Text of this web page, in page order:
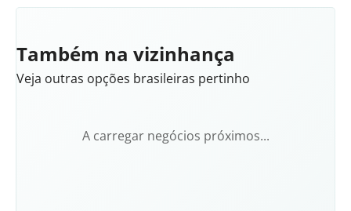
Também na vizinhança
Veja outras opções brasileiras pertinho
A carregar negócios próximos...